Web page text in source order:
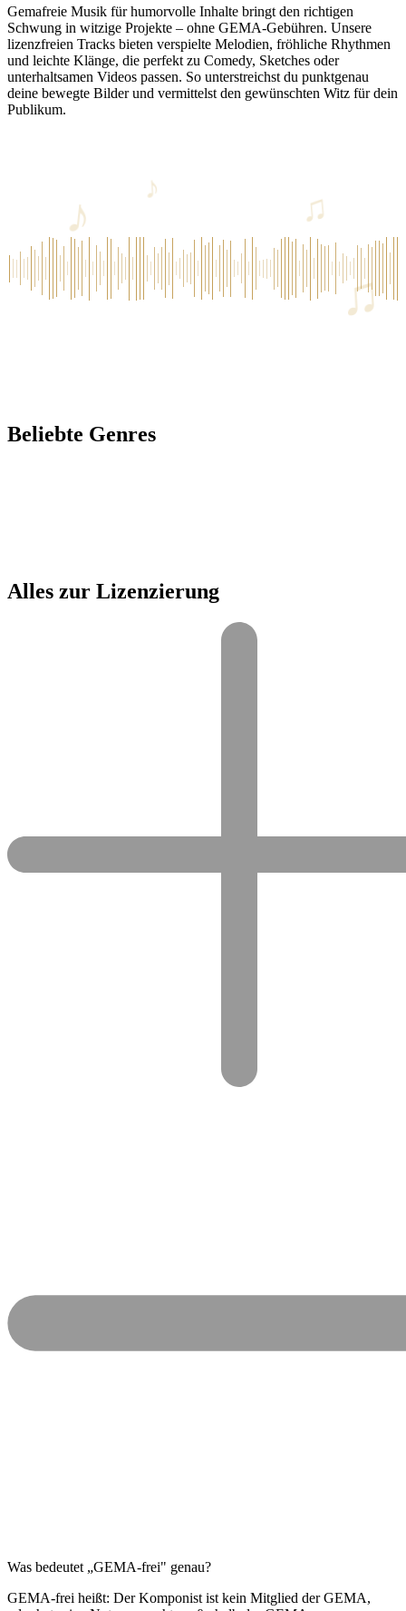
Gemafreie Musik für humorvolle Inhalte bringt den richtigen
Schwung in witzige Projekte – ohne GEMA-Gebühren. Unsere
lizenzfreien Tracks bieten verspielte Melodien, fröhliche Rhythmen
und leichte Klänge, die perfekt zu Comedy, Sketches oder
unterhaltsamen Videos passen. So unterstreichst du punktgenau
deine bewegte Bilder und vermittelst den gewünschten Witz für dein
Publikum.
♪ ♫
♪
♫
Beliebte Genres
Alles zur Lizenzierung
Was bedeutet „GEMA-frei" genau?
GEMA-frei heißt: Der Komponist ist kein Mitglied der GEMA,